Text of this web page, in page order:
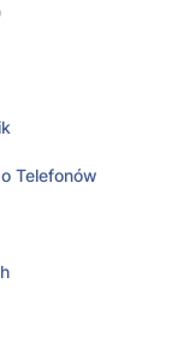
Telefonów